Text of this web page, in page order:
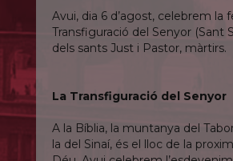
Avui, dia 6 d’agost, celebrem la
Transfiguració del Senyor (Sant
dels sants Just i Pastor, màrtirs.
La Transfiguració del Senyor
A la Bíblia, la muntanya del
la del Sinaí, és el lloc de la